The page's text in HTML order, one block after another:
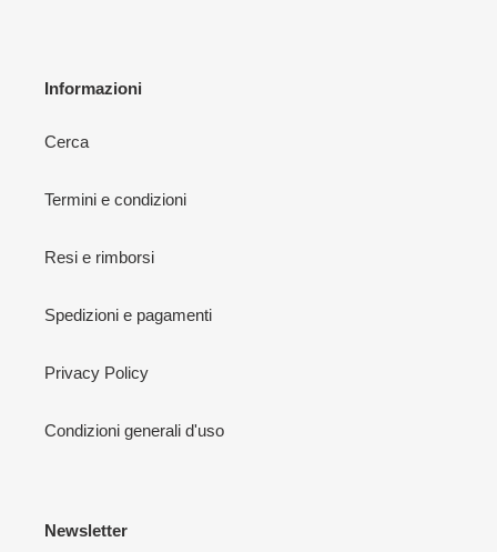
Informazioni
Cerca
Termini e condizioni
Resi e rimborsi
Spedizioni e pagamenti
Privacy Policy
Condizioni generali d'uso
Newsletter